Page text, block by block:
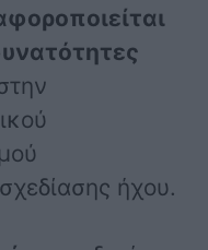
ήχου.